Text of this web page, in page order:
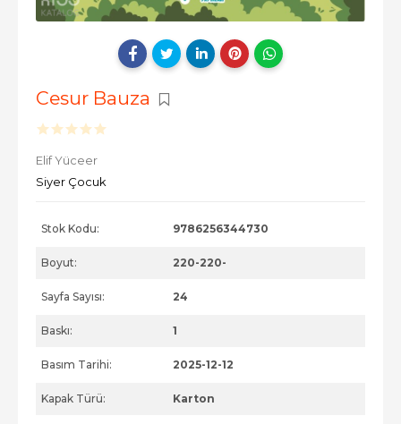
Cesur Bauza
Elif Yüceer
Siyer Çocuk
Stok Kodu: 9786256344730
Boyut: 220-220-
Sayfa Sayısı: 24
Baskı: 1
Basım Tarihi: 2025-12-12
Kapak Türü: Karton